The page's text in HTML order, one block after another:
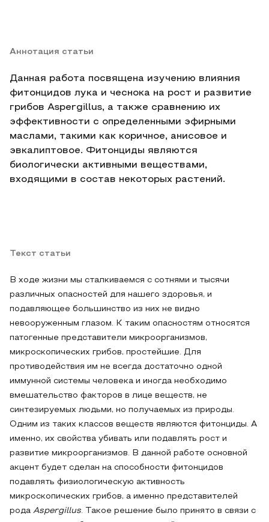
Аннотация статьи
Данная работа посвящена изучению влияния
фитонцидов лука и чеснока на рост и развитие
грибов Aspergillus, а также сравнению их
эффективности с определенными эфирными
маслами, такими как коричное, анисовое и
эвкалиптовое. Фитонциды являются
биологически активными веществами,
входящими в состав некоторых растений.
Текст статьи
В ходе жизни мы сталкиваемся с сотнями и тысячи
различных опасностей для нашего здоровья, и
подавляющее большинство из них не видно
невооруженным глазом. К таким опасностям относятся
патогенные представители микроорганизмов,
микроскопических грибов, простейшие. Для
противодействия им не всегда достаточно одной
иммунной системы человека и иногда необходимо
вмешательство факторов в лице веществ, не
синтезируемых людьми, но получаемых из природы.
Одним из таких классов веществ являются фитонциды. А
именно, их свойства убивать или подавлять рост и
развитие микроорганизмов. В данной работе основной
акцент будет сделан на способности фитонцидов
подавлять физиологическую активность
микроскопических грибов, а именно представителей
рода Aspergillus. Такое решение было принято в связи с